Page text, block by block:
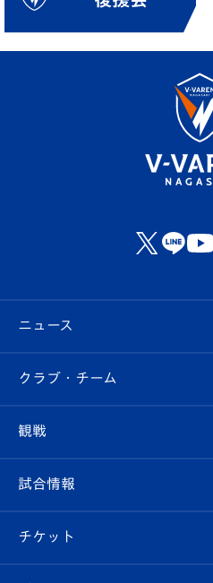
ニュース
すべて
クラブ
試合情報
クラブ・チーム
クラブ概要
エンブレム紹介
観戦
観戦ルール
はじめての観戦ガイド
試合情報
試合日程/結果
チケット